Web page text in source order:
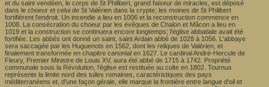
et du saint vendéen, le corps de St Philibert, grand faiseur de miracles, est déposé
dans le choeur et celui de St Valérien dans la crypte; les moines de St Philibert
fortifièrent l'endroit. Un incendie a lieu en 1006 et la reconstruction commence en
1008. La consécration du choeur par les évêques de Chalon et Mâcon a lieu en
1019 et la construction se continuera encore longtemps; l'église abbatiale avait été
fortifiée. Les abbés ont donné un saint, saint Ardain abbé de 1028 à 1056. L'abbaye
sera saccagée par les Huguenots en 1562, dont les reliques de Valérien, et
finalement transformée en chapitre canonial en 1627. Le cardinal André-Hercule de
Fleury, Premier Ministre de Louis XV, aura été abbé de 1715 à 1742. Propriété
communale sous la Révolution, l'église est restituée au culte en 1802. Tournus
représente la limite nord des tuiles romaines, caractéristiques des pays
méditerranéens et, d'une façon gérale, elle marque la frontière entre langue d'oil et